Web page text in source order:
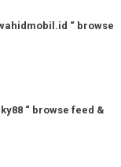
“ browse
“ browse feed &